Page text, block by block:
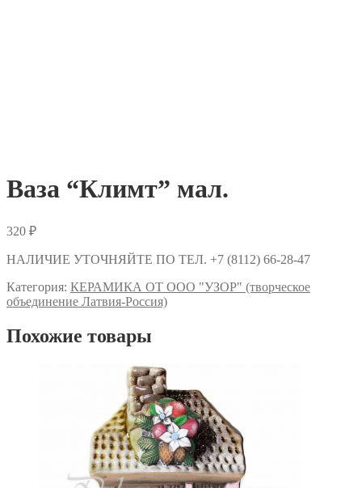
Ваза “Климт” мал.
320 ₽
НАЛИЧИЕ УТОЧНЯЙТЕ ПО ТЕЛ. +7 (8112) 66-28-47
Категория: КЕРАМИКА ОТ ООО "УЗОР" (творческое
объединение Латвия-Россия)
Похожие товары